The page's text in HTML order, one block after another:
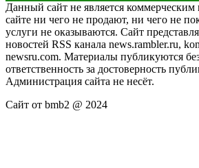
Данный сайт не является
сайте ни чего не продают, ни чего не
услуги не оказываются. Сайт
новостей RSS канала news.rambler.ru,
newsru.com. Материалы публикуются
ответственность за достоверность
Администрация сайта не несёт.
Сайт от bmb2 @ 2024